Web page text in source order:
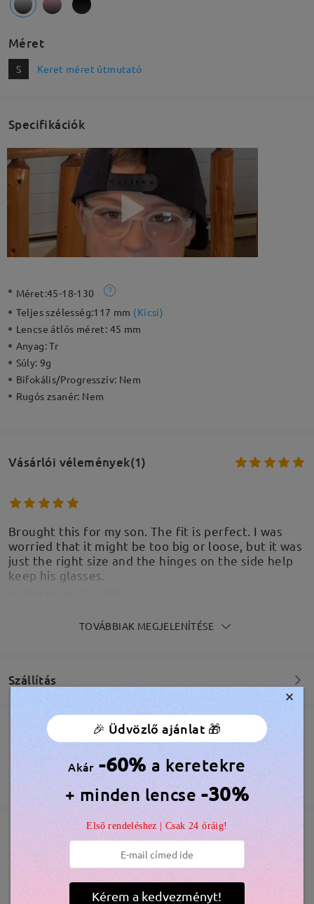
Méret
S Keret méret útmutató
Specifikációk
Méret:45-18-130
Teljes szélesség:117 mm (Kicsi)
Lencse átlós méret: 45 mm
Anyag:Tr
Súly: 9g
Bifokális/Progresszív: Nem
Rugós zsanér: Nem
Vásárlói vélemények(1)
Brought this for my son. The fit is perfect. I was
worried that it might be too big or loose, but it was
just the right size and the hinges on the side help
keep his glasses.
TOVÁBBIAK MEGJELENÍTÉSE
Szállítás
Megrendelés leadva
feldolgozási idő
5-7 munkanap részletek
Elküldve
szállítási idő
5-7 munkanap
részletek
Ingyenes Karcálló Lencsebevonat Tartozék
60 Napos Visszatérítés és Csere
365 Napos Garancia
Bővebben
Hasonló keretek
×
🎉 Üdvözlő ajánlat 🎁
Akár -60% a keretekre
+ minden lencse -30%
Első rendeléshez | Csak 24 óráig!
Kérem a kedvezményt!